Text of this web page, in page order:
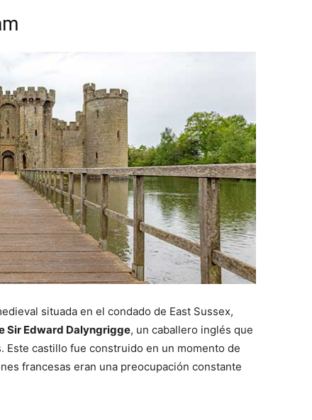
situada en el condado de East Sussex,
Sir Edward Dalyngrigge, un caballero inglés que
Este castillo fue construido en un momento de
francesas eran una preocupación constante